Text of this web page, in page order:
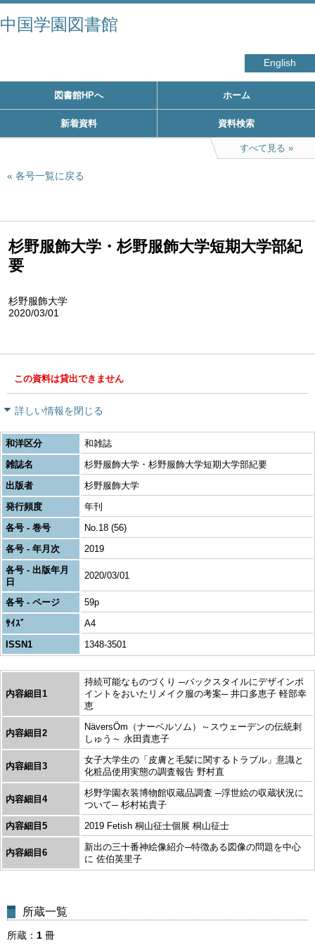
中国学園図書館
English
図書館HPへ ホーム
新着資料 資料検索
すべて見る
各号一覧に戻る
杉野服飾大学・杉野服飾大学短期大学部紀
要
杉野服飾大学
2020/03/01
この資料は貸出できません
詳しい情報を閉じる
和洋区分
和雑誌
雑誌名
杉野服飾大学・杉野服飾大学短期大学部紀要
出版者
杉野服飾大学
発行頻度
年刊
各号 - 巻号
No.18 (56)
各号 - 年月次
2019
各号 - 出版年月
日
2020/03/01
各号 - ページ
59p
ｻｲｽﾞ
A4
ISSN1
1348-3501
内容細目1
持続可能なものづくり ─バックスタイルにデザインポ
イントをおいたリメイク服の考案─ 井口多恵子 軽部幸
恵
内容細目2
NäversÖm（ナーベルソム）～スウェーデンの伝統刺
しゅう～ 永田貴恵子
内容細目3
女子大学生の「皮膚と毛髪に関するトラブル」意識と
化粧品使用実態の調査報告 野村直
内容細目4
杉野学園衣装博物館収蔵品調査 ─浮世絵の収蔵状況に
ついて─ 杉村祐貴子
内容細目5
2019 Fetish 桐山征士個展 桐山征士
内容細目6
新出の三十番神絵像紹介─特徴ある図像の問題を中心
に 佐伯英里子
所蔵一覧
所蔵 1 冊